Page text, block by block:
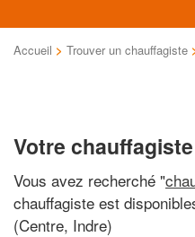
Accueil > Trouver un chauffagiste
Votre
Vous avez recherché "
chauffagiste est
(Centre, Indre)